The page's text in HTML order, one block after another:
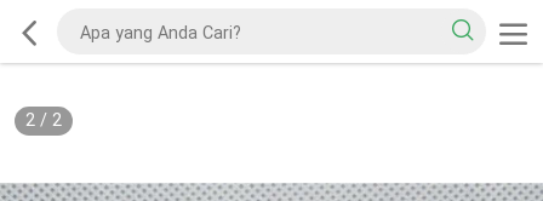
2/ 2